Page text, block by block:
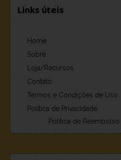
Links úteis
Home
Sobre
Loja/Recursos
Contato
Termos e Condições de Uso
Política de Privacidade
Política de